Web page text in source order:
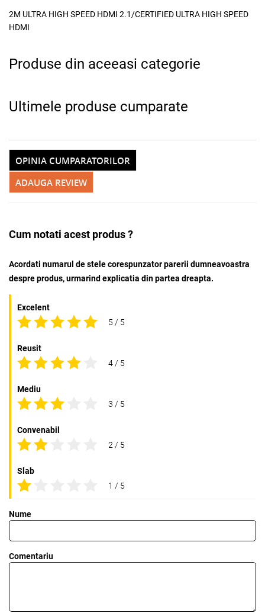
2M ULTRA HIGH SPEED HDMI 2.1/CERTIFIED ULTRA HIGH SPEED
HDMI
Produse din aceeasi categorie
Ultimele produse cumparate
ADAUGA REVIEW
OPINIA CUMPARATORILOR
Cum notati acest produs ?
Acordati numarul de stele corespunzator parerii dumneavoastra
despre produs, urmarind explicatia din partea dreapta.
Excelent
5 / 5
Reusit
4 / 5
Mediu
3 / 5
Convenabil
2 / 5
Slab
1 / 5
Nume
Comentariu
Adauga la favorite Alerta stoc